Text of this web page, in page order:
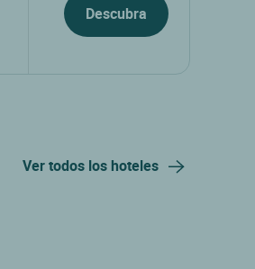
Descubra
Ver todos los hoteles